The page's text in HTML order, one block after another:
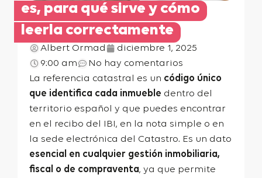
es, para qué sirve y cómo
leerla correctamente
Albert Ormad
diciembre 1, 2025
9:00 am
No hay comentarios
La referencia catastral es un código único
que identifica cada inmueble dentro del
territorio español y que puedes encontrar
en el recibo del IBI, en la nota simple o en
la sede electrónica del Catastro. Es un dato
esencial en cualquier gestión inmobiliaria,
fiscal o de compraventa, ya que permite